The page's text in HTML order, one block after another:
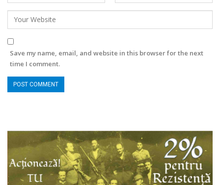
Save my name, email, and website in this browser for the next
time I comment.